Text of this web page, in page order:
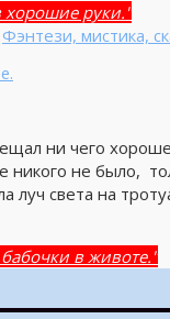
руки."
Фэнтези, мистика,
ни чего
никого не было,
луч света на
в животе."